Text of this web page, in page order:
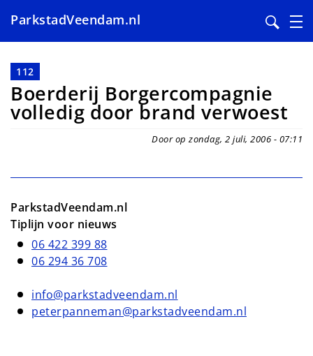
en
naar
de
inhoud
ParkstadVeendam.nl
112
Boerderij Borgercompagnie
volledig door brand verwoest
Door op zondag, 2 juli, 2006 - 07:11
ParkstadVeendam.nl
Tiplijn voor nieuws
06 422 399 88
06 294 36 708
info@parkstadveendam.nl
peterpanneman@parkstadveendam.nl